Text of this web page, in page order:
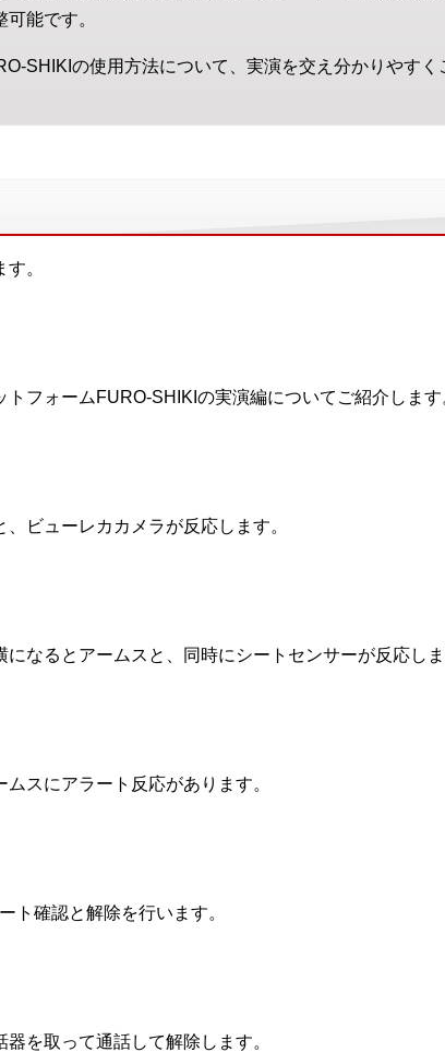
能です。
SHIKIの使用方法について、実演を交え分かりやすく
。
トフォームFURO-SHIKIの実演編についてご紹介します
ビューレカカメラが反応します。
になるとアームスと、同時にシートセンサーが反応し
ムスにアラート反応があります。
ト確認と解除を行います。
を取って通話して解除します。